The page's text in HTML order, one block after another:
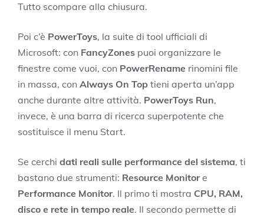
Tutto scompare alla chiusura.
Poi c’è PowerToys, la suite di tool ufficiali di
Microsoft: con FancyZones puoi organizzare le
finestre come vuoi, con PowerRename rinomini file
in massa, con Always On Top tieni aperta un’app
anche durante altre attività. PowerToys Run,
invece, è una barra di ricerca superpotente che
sostituisce il menu Start.
Se cerchi dati reali sulle performance del sistema, ti
bastano due strumenti: Resource Monitore
Performance Monitor. Il primo ti mostra CPU, RAM,
disco e rete in tempo reale. Il secondo permette di